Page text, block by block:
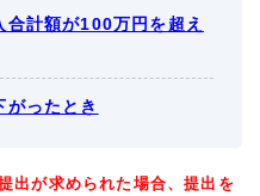
計額が100万円を超え
がったとき
出が求められた場合、提出を